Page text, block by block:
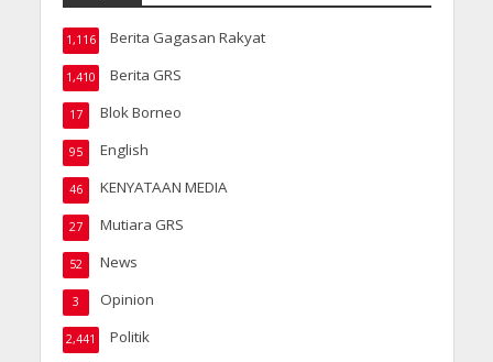
Berita Gagasan Rakyat
1,116
Berita GRS
1,410
Blok Borneo
17
English
95
KENYATAAN MEDIA
46
Mutiara GRS
27
News
52
Opinion
3
Politik
2,441